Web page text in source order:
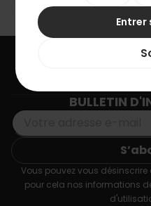
Retour
Informations
BULLETIN
Vous pouvez vous
pour cela nos informations
Entrer